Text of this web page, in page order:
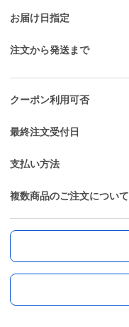
お届け日指定
注文から発送まで
クーポン利用可否
最終注文受付日
支払い方法
複数商品のご注文について